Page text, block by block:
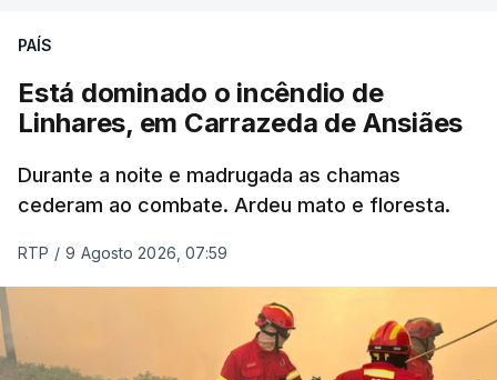
ESTE CONTEÚDO ESTÁ NESTE
PAÍS
Está dominado o incêndio de
Linhares, em Carrazeda de Ansiães
Durante a noite e madrugada as chamas
cederam ao combate. Ardeu mato e floresta.
RTP / 9 Agosto 2026, 07:59